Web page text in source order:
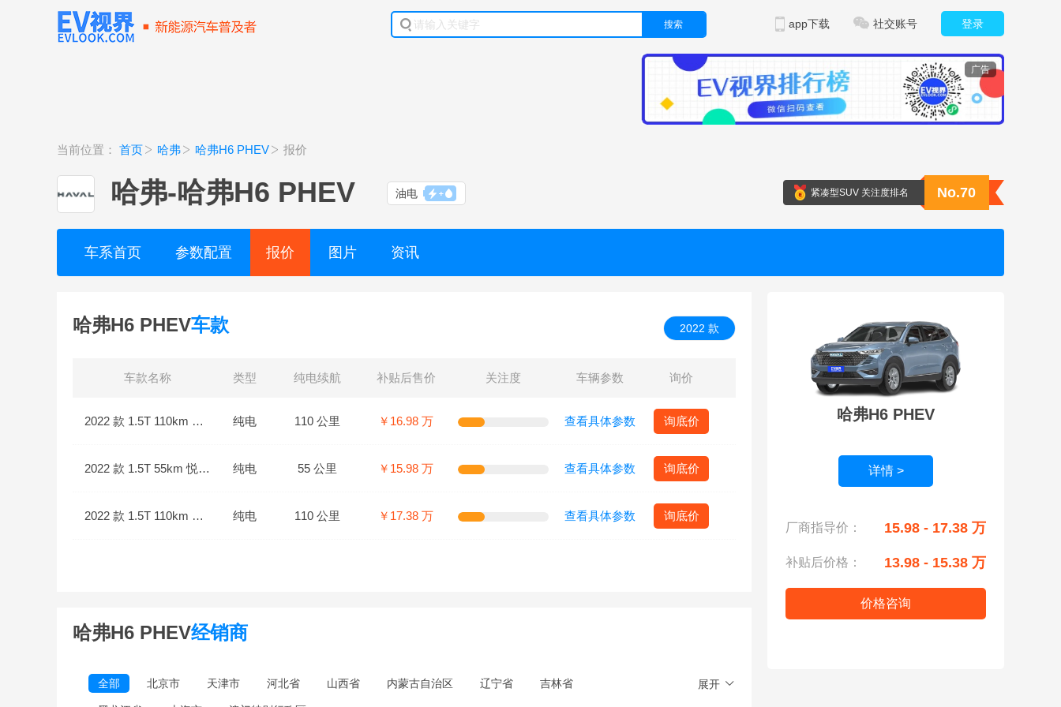
搜索 登录
社交账号
app下载
广告
当前位置： 首页 哈弗 哈弗H6 PHEV 报价
哈弗-哈弗H6 PHEV 油电 紧凑型SUV 关注度排名 No.70
车系首页 参数配置 报价 图片 资讯
哈弗H6 PHEV车款 2022 款
车款名称 类型 纯电续航 补贴后售价 关注度 车辆参数 询价
2022 款 1.5T 110km 悦行版 纯电 110 公里 ￥16.98 万 查看具体参数 询底价
2022 款 1.5T 55km 悦行版 纯电 55 公里 ￥15.98 万 查看具体参数 询底价
2022 款 1.5T 110km 畅行版 纯电 110 公里 ￥17.38 万 查看具体参数 询底价
哈弗H6 PHEV经销商
展开
全部 北京市 天津市 河北省 山西省 内蒙古自治区 辽宁省 吉林省
哈弗H6 PHEV
详情 >
厂商指导价： 15.98 - 17.38 万
补贴后价格： 13.98 - 15.38 万
价格咨询